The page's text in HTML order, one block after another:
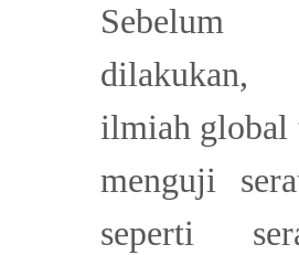
dilakukan,
ilmiah global
menguji
seperti